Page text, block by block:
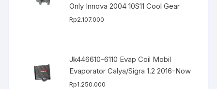
Only Innova 2004 10S11 Cool Gear
Rp2.107.000
Jk446610-6110 Evap Coil Mobil
Evaporator Calya/Sigra 1.2 2016-Now
Rp1.250.000